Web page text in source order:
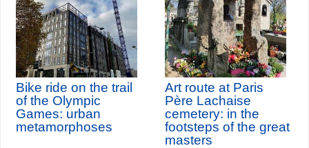
Bike ride on the trail
of the Olympic
Games: urban
metamorphoses
Art route at Paris
Père Lachaise
cemetery: in the
footsteps of the great
masters